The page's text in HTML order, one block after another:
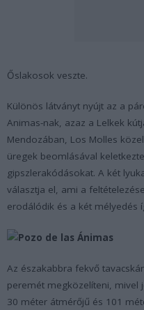
Őslakosok veszte.
Különös látványt nyújt az a
Animas-nak, azaz a Lelkek
Mendozában, Los Molles
üregek beomlásával
gipszlerakódásokat. A két
választja el, ami a
erodálódik és a két mélyedés
Az északabbra fekvő
peremét megközelíteni, mivel
30 méter átmérőjű és 101